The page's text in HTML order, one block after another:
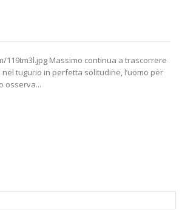
119tm3l.jpg Massimo continua a trascorrere
tugurio in perfetta solitudine, l’uomo per
osserva...